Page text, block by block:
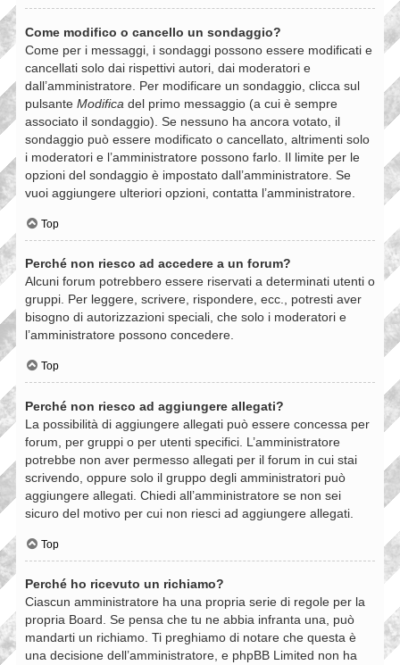
Come modifico o cancello un sondaggio?
Come per i messaggi, i sondaggi possono essere modificati e
cancellati solo dai rispettivi autori, dai moderatori e
dall’amministratore. Per modificare un sondaggio, clicca sul
pulsante Modifica del primo messaggio (a cui è sempre
associato il sondaggio). Se nessuno ha ancora votato, il
sondaggio può essere modificato o cancellato, altrimenti solo
i moderatori e l’amministratore possono farlo. Il limite per le
opzioni del sondaggio è impostato dall’amministratore. Se
vuoi aggiungere ulteriori opzioni, contatta l’amministratore.
Top
Perché non riesco ad accedere a un forum?
Alcuni forum potrebbero essere riservati a determinati utenti o
gruppi. Per leggere, scrivere, rispondere, ecc., potresti aver
bisogno di autorizzazioni speciali, che solo i moderatori e
l’amministratore possono concedere.
Top
Perché non riesco ad aggiungere allegati?
La possibilità di aggiungere allegati può essere concessa per
forum, per gruppi o per utenti specifici. L’amministratore
potrebbe non aver permesso allegati per il forum in cui stai
scrivendo, oppure solo il gruppo degli amministratori può
aggiungere allegati. Chiedi all’amministratore se non sei
sicuro del motivo per cui non riesci ad aggiungere allegati.
Top
Perché ho ricevuto un richiamo?
Ciascun amministratore ha una propria serie di regole per la
propria Board. Se pensa che tu ne abbia infranta una, può
mandarti un richiamo. Ti preghiamo di notare che questa è
una decisione dell’amministratore, e phpBB Limited non ha